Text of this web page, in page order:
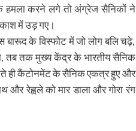
हमला करने लगे तो अंग्रेज सैनिकों ने
में उड़ गए।
बारूद के विस्फोट में जो लोग बलि चढ़े,
तब तक मुख्य केंद्र के भारतीय सैनिक
ही कैंटोनमेंट के सैनिक एकत्र हुए और
और रेह्वले को मार डाला और गोरा रंग